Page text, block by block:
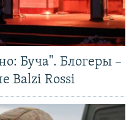
Буча". Блогеры –
Balzi Rossi